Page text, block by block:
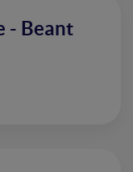
- Beant